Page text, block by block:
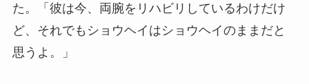
た。「彼は今、両腕をリハビリしているわけだけ
ど、それでもショウヘイはショウヘイのままだと
思うよ。」